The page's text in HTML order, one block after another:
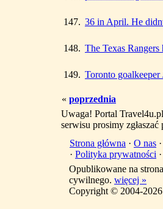
147. 36 in April. He
148. The Texas
149. Toronto
« poprzednia
Uwaga! Portal
serwisu prosimy
Strona główna · O nas ·
· Polityka prywatności ·
Opublikowane na
cywilnego. więcej »
Copyright © 2004-